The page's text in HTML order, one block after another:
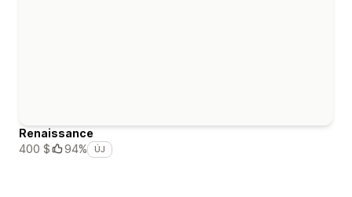
Renaissance
400 $
94% ÚJ